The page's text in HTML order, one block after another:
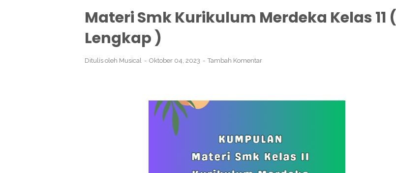
Materi Smk Kurikulum Merdeka Kelas 11 (
Lengkap )
Ditulis oleh Musical Oktober 04, 2023 Tambah Komentar